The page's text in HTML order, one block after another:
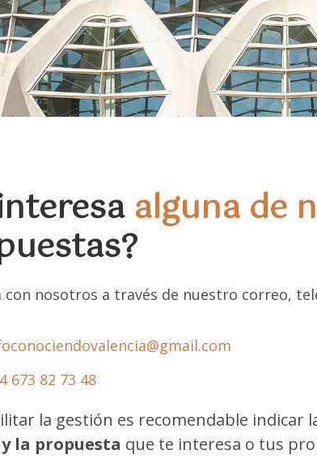
alguna de
con nosotros a través de nuestro correo,
673 82 73 48
la gestión es recomendable indicar
la propuesta que te interesa o tus